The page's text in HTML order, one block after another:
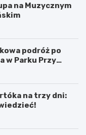
na Muzycznym
podróż po
w Parku Przy
na trzy dni: